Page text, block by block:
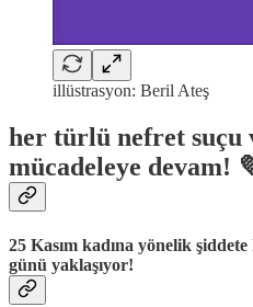
illüstrasyon: Beril Ateş
her türlü nefret suçu
mücadeleye devam!
25 Kasım kadına yönelik
günü yaklaşıyor!